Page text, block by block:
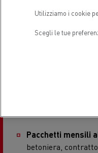
Pacchetti mensili
betoniera,
Utilizziamo i cookie
Scegli le tue